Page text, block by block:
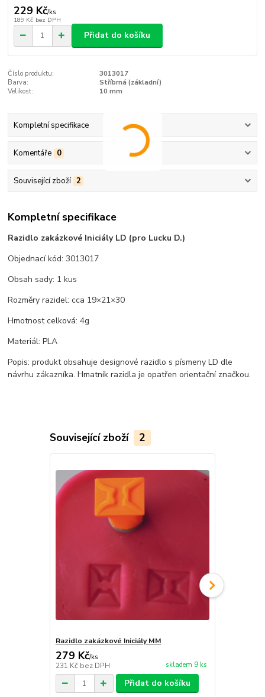
229 Kč/ks
189 Kč bez DPH
Přidat do košíku
Číslo produktu:
3013017
Barva:
Stříbrná (základní)
Velikost:
10 mm
Kompletní specifikace
Komentáře 0
Související zboží 2
Kompletní specifikace
Razidlo zakázkové Iniciály LD (pro Lucku D.)
Objednací kód: 3013017
Obsah sady: 1 kus
Rozměry razidel: cca 19×21×30
Hmotnost celková: 4g
Materiál: PLA
Popis: produkt obsahuje designové razidlo s písmeny LD dle
návrhu zákazníka. Hmatník razidla je opatřen orientační značkou.
Související zboží 2
Razidlo zakázkové Iniciály MM
279 Kč/ks
231 Kč bez DPH skladem 9 ks
Přidat do košíku